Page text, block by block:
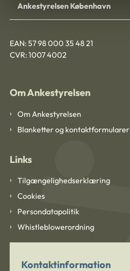
Ankestyrelsen København
EAN: 57 98 000 35 48 21
CVR: 1007 4002
Om Ankestyrelsen
Om Ankestyrelsen
Blanketter og kontaktformularer
Links
Tilgængelighedserklæring
Cookies
Persondatapolitik
Whistleblowerordning
Kontaktinformation